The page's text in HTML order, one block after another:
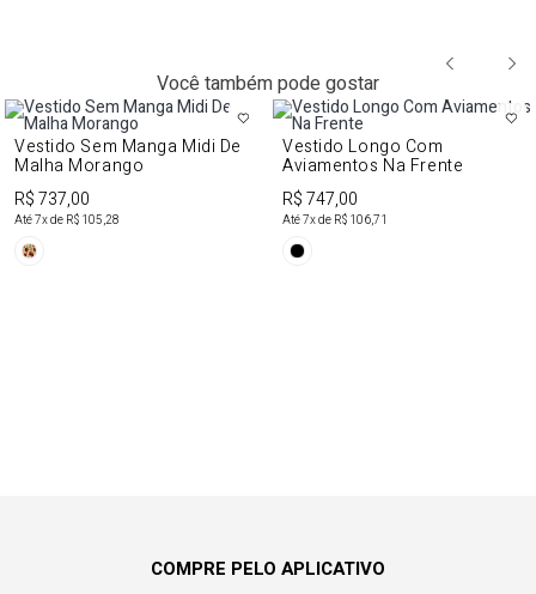
Você também pode gostar
Vestido Sem Manga Midi De
Malha Morango
R$ 737,00
Até7x de R$ 105,28
Vestido Longo Com
Aviamentos Na Frente
R$ 747,00
Até7x de R$ 106,71
COMPRE PELO APLICATIVO